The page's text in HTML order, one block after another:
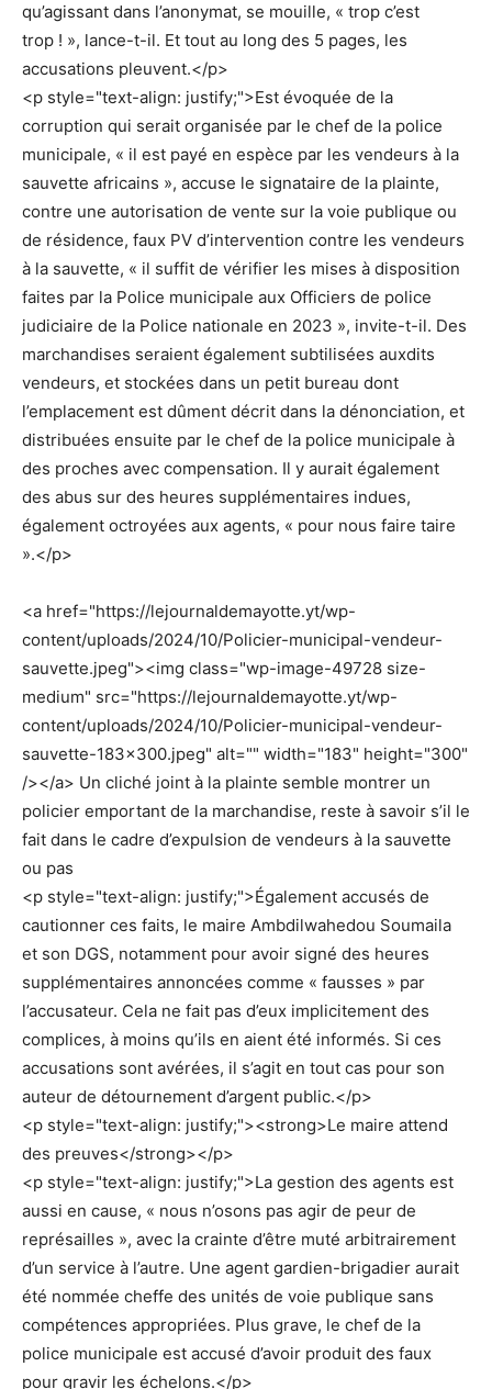
qu’agissant dans l’anonymat, se mouille, « trop c’est
trop ! », lance-t-il. Et tout au long des 5 pages, les
accusations pleuvent.</p>
<p style="text-align: justify;">Est évoquée de la
corruption qui serait organisée par le chef de la police
municipale, « il est payé en espèce par les vendeurs à la
sauvette africains », accuse le signataire de la plainte,
contre une autorisation de vente sur la voie publique ou
de résidence, faux PV d’intervention contre les vendeurs
à la sauvette, « il suffit de vérifier les mises à disposition
faites par la Police municipale aux Officiers de police
judiciaire de la Police nationale en 2023 », invite-t-il. Des
marchandises seraient également subtilisées auxdits
vendeurs, et stockées dans un petit bureau dont
l’emplacement est dûment décrit dans la dénonciation, et
distribuées ensuite par le chef de la police municipale à
des proches avec compensation. Il y aurait également
des abus sur des heures supplémentaires indues,
également octroyées aux agents, « pour nous faire taire
».</p>
<a href="https://lejournaldemayotte.yt/wp-
content/uploads/2024/10/Policier-municipal-vendeur-
sauvette.jpeg"><img class="wp-image-49728 size-
medium" src="https://lejournaldemayotte.yt/wp-
content/uploads/2024/10/Policier-municipal-vendeur-
sauvette-183×300.jpeg" alt="" width="183" height="300"
/></a> Un cliché joint à la plainte semble montrer un
policier emportant de la marchandise, reste à savoir s’il le
fait dans le cadre d’expulsion de vendeurs à la sauvette
ou pas
<p style="text-align: justify;">Également accusés de
cautionner ces faits, le maire Ambdilwahedou Soumaila
et son DGS, notamment pour avoir signé des heures
supplémentaires annoncées comme « fausses » par
l’accusateur. Cela ne fait pas d’eux implicitement des
complices, à moins qu’ils en aient été informés. Si ces
accusations sont avérées, il s’agit en tout cas pour son
auteur de détournement d’argent public.</p>
<p style="text-align: justify;"><strong>Le maire attend
des preuves</strong></p>
<p style="text-align: justify;">La gestion des agents est
aussi en cause, « nous n’osons pas agir de peur de
représailles », avec la crainte d’être muté arbitrairement
d’un service à l’autre. Une agent gardien-brigadier aurait
été nommée cheffe des unités de voie publique sans
compétences appropriées. Plus grave, le chef de la
police municipale est accusé d’avoir produit des faux
pour gravir les échelons.</p>